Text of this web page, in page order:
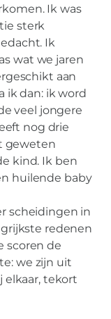
Ik was
sterk
Ik
wat we jaren
aan
ik dan: ik word
veel jongere
nog drie
geweten
kind. Ik ben
huilende baby
scheidingen in
redenen
scoren de
we zijn uit
elkaar, tekort